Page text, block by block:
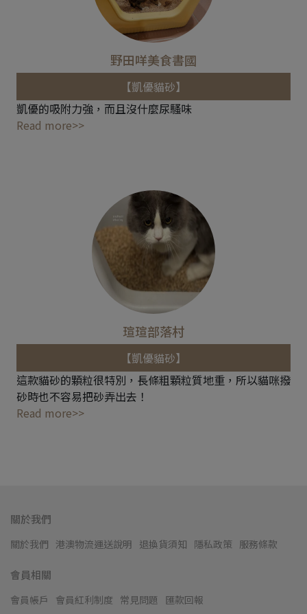
野田咩美食書國
【凱優貓砂】
凱優的吸附力強，而且沒什麼尿騷味
Read more>>
瑄瑄部落村
【凱優貓砂】
這款貓砂的顆粒很特別，長條粗顆粒質地重，所以貓咪撥
砂時也不容易把砂弄出去！
Read more>>
關於我們
關於我們 港澳物流運送說明 退換貨須知 隱私政策 服務條款
會員相關
會員帳戶 會員紅利制度 常見問題 匯款回報